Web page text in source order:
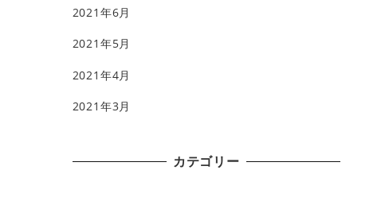
2021年6月
2021年5月
2021年4月
2021年3月
カテゴリー